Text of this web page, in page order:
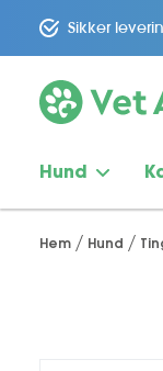
Sikker
Hund
Hem Hund